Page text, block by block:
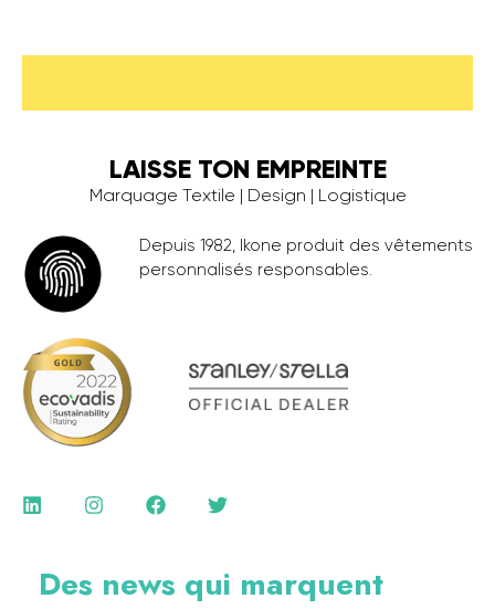
LAISSE TON EMPREINTE
Marquage Textile | Design | Logistique
Depuis 1982, Ikone produit des vêtements
personnalisés responsables.
Des news qui marquent